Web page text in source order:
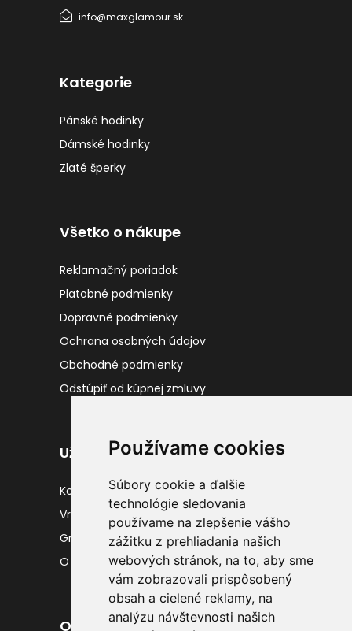
Používame cookies
Súbory cookie a ďalšie
technológie sledovania
používame na zlepšenie vášho
zážitku z prehliadania našich
webových stránok, na to, aby sme
vám zobrazovali prispôsobený
obsah a cielené reklamy, na
analýzu návštevnosti našich
info@maxglamour.sk
Kategorie
Pánské hodinky
Dámské hodinky
Zlaté šperky
Všetko o nákupe
Reklamačný poriadok
Platobné podmienky
Dopravné podmienky
Ochrana osobných údajov
Obchodné podmienky
Odstúpiť od kúpnej zmluvy
Užitočné odkazy
Kontakty
Vrátenie tovaru
Gravírovanie
O nás
Odber noviniek